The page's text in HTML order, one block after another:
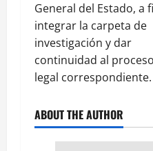
General del Estado, a
integrar la carpeta de
investigación y dar
continuidad al proceso
legal correspondiente.
ABOUT THE AUTHOR